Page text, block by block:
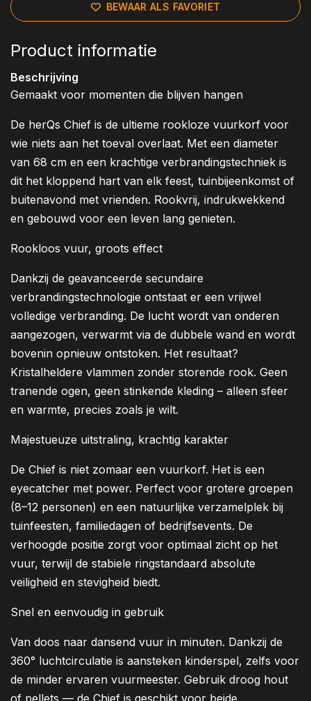
BEWAAR ALS FAVORIET
Product informatie
Beschrijving
Gemaakt voor momenten die blijven hangen
De herQs Chief is de ultieme rookloze vuurkorf voor
wie niets aan het toeval overlaat. Met een diameter
van 68 cm en een krachtige verbrandingstechniek is
dit het kloppend hart van elk feest, tuinbijeenkomst of
buitenavond met vrienden. Rookvrij, indrukwekkend
en gebouwd voor een leven lang genieten.
Rookloos vuur, groots effect
Dankzij de geavanceerde secundaire
verbrandingstechnologie ontstaat er een vrijwel
volledige verbranding. De lucht wordt van onderen
aangezogen, verwarmt via de dubbele wand en wordt
bovenin opnieuw ontstoken. Het resultaat?
Kristalheldere vlammen zonder storende rook. Geen
tranende ogen, geen stinkende kleding – alleen sfeer
en warmte, precies zoals je wilt.
Majestueuze uitstraling, krachtig karakter
De Chief is niet zomaar een vuurkorf. Het is een
eyecatcher met power. Perfect voor grotere groepen
(8–12 personen) en een natuurlijke verzamelplek bij
tuinfeesten, familiedagen of bedrijfsevents. De
verhoogde positie zorgt voor optimaal zicht op het
vuur, terwijl de stabiele ringstandaard absolute
veiligheid en stevigheid biedt.
Snel en eenvoudig in gebruik
Van doos naar dansend vuur in minuten. Dankzij de
360° luchtcirculatie is aansteken kinderspel, zelfs voor
de minder ervaren vuurmeester. Gebruik droog hout